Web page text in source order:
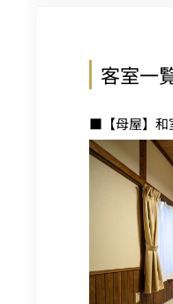
客室一
■【母屋】和